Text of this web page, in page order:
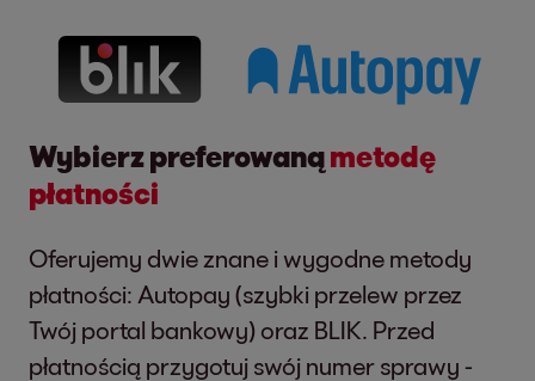
Wybierz preferowanąmetodę
płatności
Oferujemy dwie znane i wygodne metody
płatności: Autopay (szybki przelew przez
Twój portal bankowy) oraz BLIK. Przed
płatnością przygotuj swój numer sprawy -